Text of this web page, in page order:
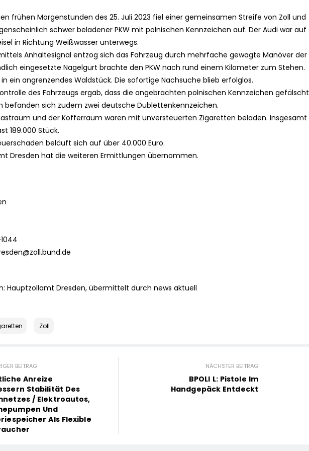
frühen Morgenstunden des 25. Juli 2023 fiel einer gemeinsamen Streife von Zoll und
schwer beladener PKW mit polnischen Kennzeichen auf. Der Audi war auf
in Richtung Weißwasser unterwegs.
Anhaltesignal entzog sich das Fahrzeug durch mehrfache gewagte Manöver der
eingesetzte Nagelgurt brachte den PKW nach rund einem Kilometer zum Stehen.
ein angrenzendes Waldstück. Die sofortige Nachsuche blieb erfolglos.
des Fahrzeugs ergab, dass die angebrachten polnischen Kennzeichen gefälscht
befanden sich zudem zwei deutsche Dublettenkennzeichen.
und der Kofferraum waren mit unversteuerten Zigaretten beladen. Insgesamt
189.000 Stück.
beläuft sich auf über 40.000 Euro.
Dresden hat die weiteren Ermittlungen übernommen.
Hauptzollamt Dresden, übermittelt durch news aktuell
Zoll
BEITRAG
Anreize
Stabilität Des
/ Elektroautos,
Und
Als Flexible
NÄCHSTER BEITRAG
BPOLI L: Pistole Im
Handgepäck Entdeckt